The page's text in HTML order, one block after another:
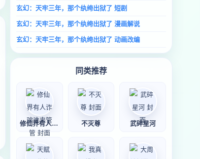
玄幻：天牢三年，那个纨绔出狱了 短剧
玄幻：天牢三年，那个纨绔出狱了 漫画解说
玄幻：天牢三年，那个纨绔出狱了 动画改编
同类推荐
修仙界有人诈骗谁 不灭尊 武碎星河